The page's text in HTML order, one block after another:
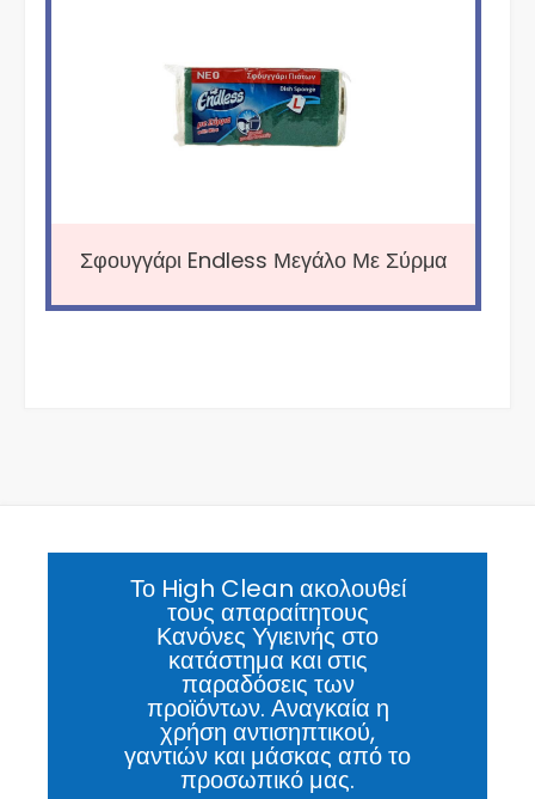
Σφουγγάρι Endless Μεγάλο Με Σύρμα
Το High Clean ακολουθεί
τους απαραίτητους
Κανόνες Υγιεινής στο
κατάστημα και στις
παραδόσεις των
προϊόντων. Αναγκαία η
χρήση αντισηπτικού,
γαντιών και μάσκας από το
προσωπικό μας.